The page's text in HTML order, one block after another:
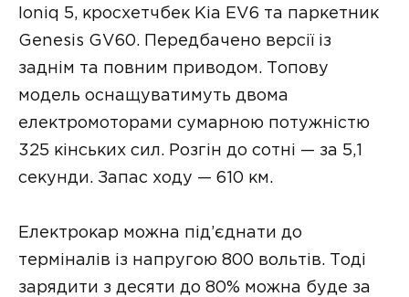
Ioniq 5, кросхетчбек Kia EV6 та паркетник
Genesis GV60. Передбачено версії із
заднім та повним приводом. Топову
модель оснащуватимуть двома
електромоторами сумарною потужністю
325 кінських сил. Розгін до сотні — за 5,1
секунди. Запас ходу — 610 км.
Електрокар можна під’єднати до
терміналів із напругою 800 вольтів. Тоді
зарядити з десяти до 80% можна буде за